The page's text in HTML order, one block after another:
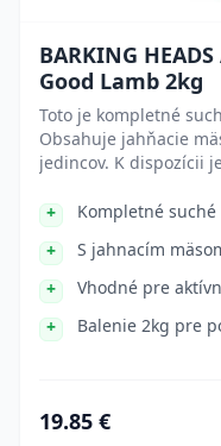
BARKING
Good Lamb 2kg
Toto je kompletné
Obsahuje jahňacie
jedincov. K dispozícii
Kompletné
S jahnacím
Vhodné pre
Balenie 2kg pre
19.85 €